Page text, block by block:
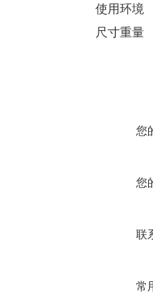
使用环境
尺寸重量
您
您
联
常